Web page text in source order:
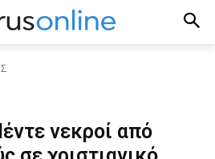
νεκροί από